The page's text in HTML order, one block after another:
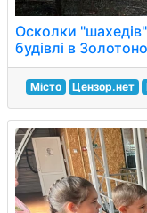
Осколки
будівлі в
Місто Цензор.нет